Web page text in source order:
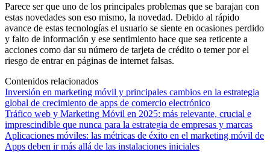
Parece ser que uno de los principales problemas que se barajan con
estas novedades son eso mismo, la novedad. Debido al rápido
avance de estas tecnologías el usuario se siente en ocasiones perdido
y falto de información y ese sentimiento hace que sea reticente a
acciones como dar su número de tarjeta de crédito o temer por el
riesgo de entrar en páginas de internet falsas.
Contenidos relacionados
Inversión en marketing móvil y principales cambios en la estrategia
global de crecimiento de apps de comercio electrónico
Tráfico web y Marketing Móvil en 2025: más relevante, crucial e
imprescindible que nunca para la estrategia de empresas y marcas
Aplicaciones móviles: las métricas de éxito en el marketing móvil de
Apps deben ir más allá de las instalaciones iniciales